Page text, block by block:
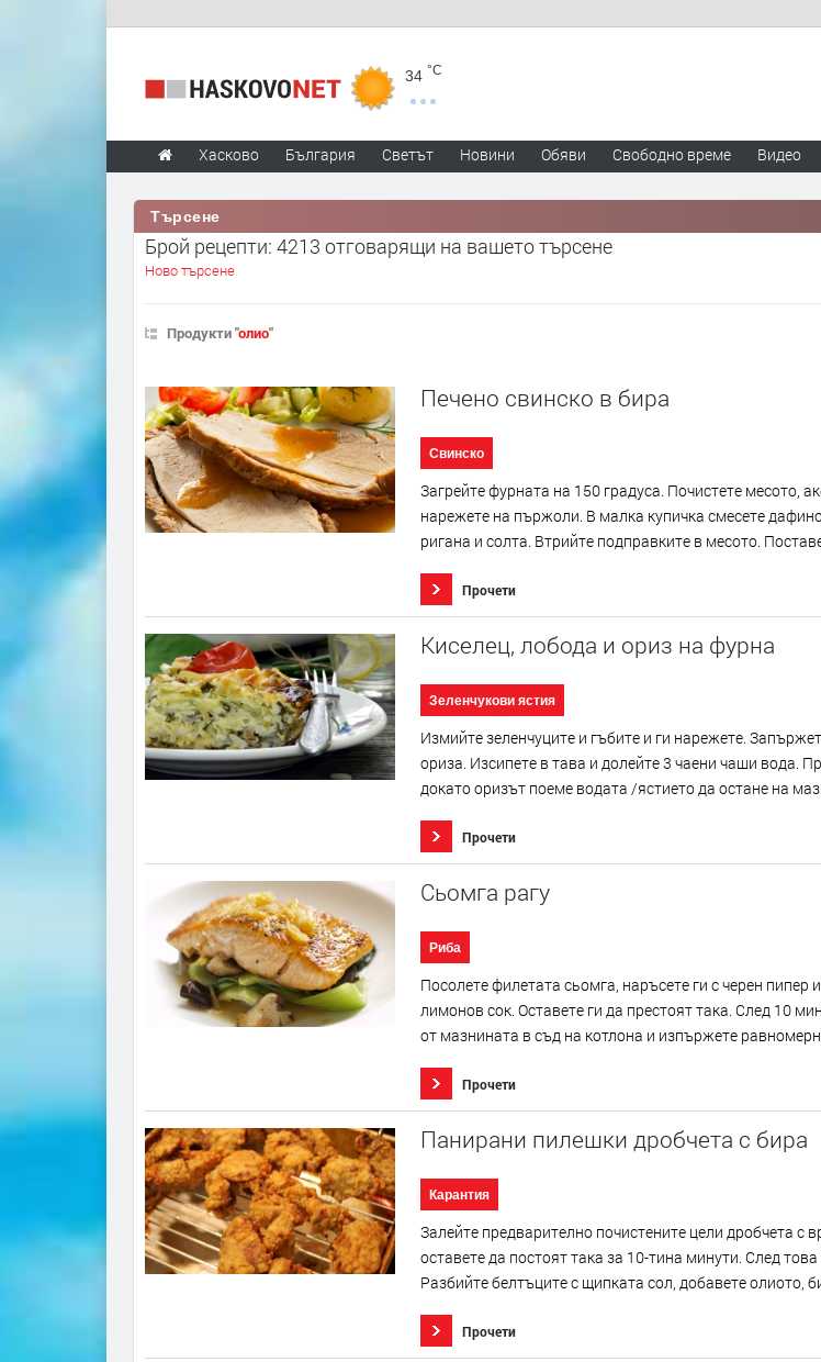
34 °C
Хасково България Светът Новини Обяви Свободно време Видео
Търсене
Брой рецепти: 4213 отговарящи на вашето търсене
Ново търсене
Продукти "олио"
Печено свинско в бира
Свинско
Загрейте фурната на 150 градуса. Почистете месото,
нарежете на пържоли. В малка купичка смесете
ригана и солта. Втрийте подправките в месото.
Прочети
Киселец, лобода и ориз на фурна
Зеленчукови ястия
Измийте зеленчуците и гъбите и ги нарежете.
ориза. Изсипете в тава и долейте 3 чаени чаши вода.
докато оризът поеме водата /ястието да остане на
Прочети
Сьомга рагу
Риба
Посолете филетата сьомга, наръсете ги с черен пипер
лимонов сок. Оставете ги да престоят така. След 10
от мазнината в съд на котлона и изпържете
Прочети
Панирани пилешки дробчета с бира
Карантия
Залейте предварително почистените цели дробчета с
оставете да постоят така за 10-тина минути. След това
Разбийте белтъците с щипката сол, добавете олиото,
Прочети